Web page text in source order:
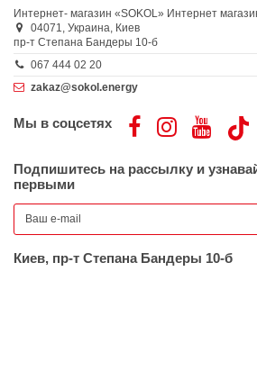
Интернет- магазин «SOKOL» Интернет
04071, Украина, Киев
пр-т Степана Бандеры 10-б
067 444 02 20
zakaz@sokol.energy
Мы в соцсетях
Подпишитесь на рассылку и
первыми
Киев, пр-т Степана Бандеры 10-б